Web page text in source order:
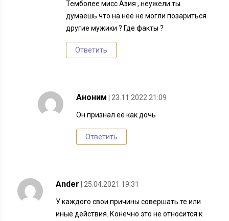
Темболее мисс Азия , неужели ты
думаешь что на неё не могли позариться
другие мужики ? Где факты ?
Ответить
Аноним | 23.11.2022 21:09
Он признал её как дочь
Ответить
Ander | 25.04.2021 19:31
У каждого свои причины совершать те или
иные действия. Конечно это не относится к